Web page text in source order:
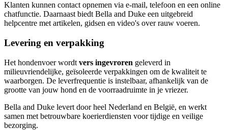
Klanten kunnen contact opnemen via e-mail, telefoon en een online
chatfunctie. Daarnaast biedt Bella and Duke een uitgebreid
helpcentre met artikelen, gidsen en video's over rauw voeren.
Levering en verpakking
Het hondenvoer wordt vers ingevroren geleverd in
milieuvriendelijke, geïsoleerde verpakkingen om de kwaliteit te
waarborgen. De leverfrequentie is instelbaar, afhankelijk van de
grootte van jouw hond en de voorraadruimte in je vriezer.
Bella and Duke levert door heel Nederland en België, en werkt
samen met betrouwbare koerierdiensten voor tijdige en veilige
bezorging.